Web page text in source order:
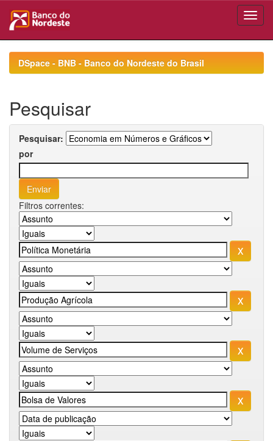
navigationDSpace - BNB - Banco do Nordeste do Brasil
Pesquisar
Pesquisar:
por
Filtros correntes: